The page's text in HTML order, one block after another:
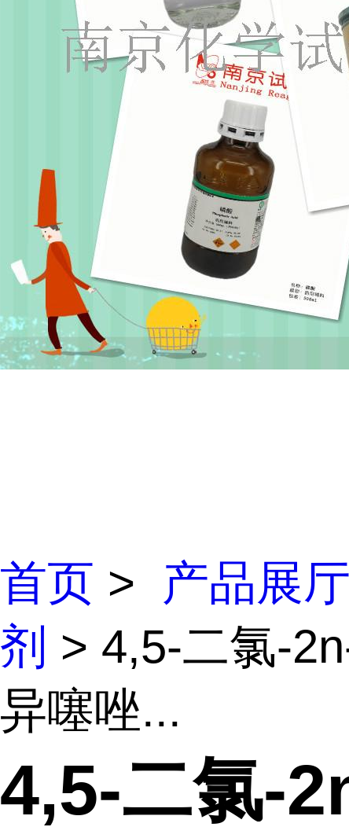
首页 > 产品展厅
剂 > 4,5-二氯-
异噻唑...
4,5-二氯-